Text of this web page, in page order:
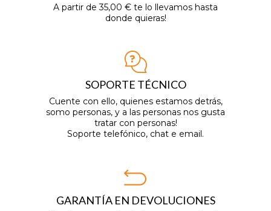
A partir de 35,00 € te lo llevamos hasta
donde quieras!
SOPORTE TÉCNICO
Cuente con ello, quienes estamos detrás,
somo personas, y a las personas nos gusta
tratar con personas!
Soporte telefónico, chat e email.
GARANTÍA EN DEVOLUCIONES